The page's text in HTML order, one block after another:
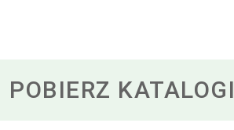
POBIERZ KATALOGI